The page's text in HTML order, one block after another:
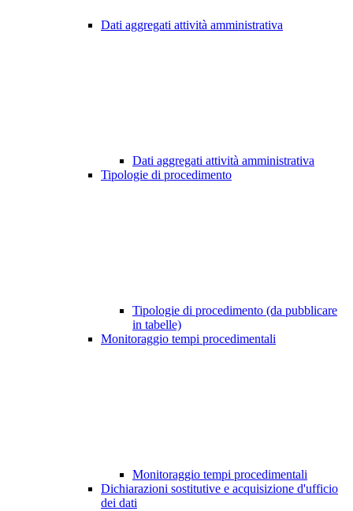
Dati aggregati attività amministrativa
Dati aggregati attività amministrativa
Tipologie di procedimento
Tipologie di procedimento (da pubblicare
in tabelle)
Monitoraggio tempi procedimentali
Monitoraggio tempi procedimentali
Dichiarazioni sostitutive e acquisizione d'ufficio
dei dati